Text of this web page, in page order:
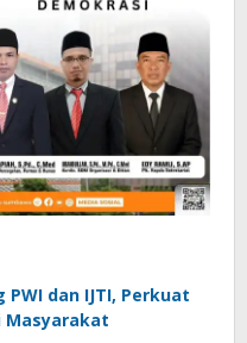
PWI dan IJTI, Perkuat
Masyarakat